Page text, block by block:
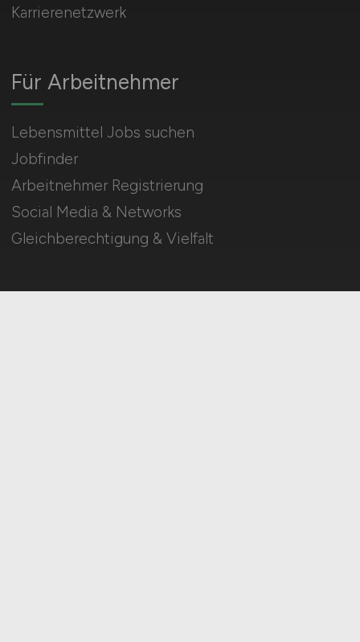
Für Arbeitnehmer
Lebensmittel Jobs suchen
Jobfinder
Arbeitnehmer Registrierung
Social Media & Networks
Gleichberechtigung & Vielfalt
Karrierenetzwerk